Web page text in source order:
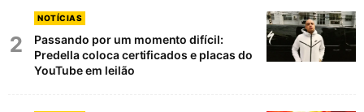
2
NOTÍCIAS
Passando por um momento difícil:
Predella coloca certificados e placas do
YouTube em leilão